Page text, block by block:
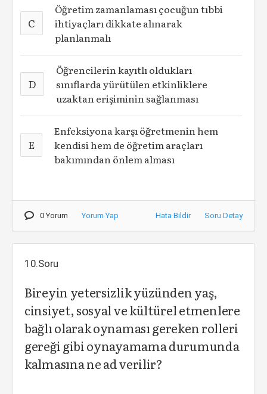
C
Öğretim zamanlaması çocuğun tıbbi
ihtiyaçları dikkate alınarak
planlanmalı
D
Öğrencilerin kayıtlı oldukları
sınıflarda yürütülen etkinliklere
uzaktan erişiminin sağlanması
E
Enfeksiyona karşı öğretmenin hem
kendisi hem de öğretim araçları
bakımından önlem alması
0 Yorum Yorum Yap Hata Bildir Soru Detay
10.Soru
Bireyin yetersizlik yüzünden yaş,
cinsiyet, sosyal ve kültürel etmenlere
bağlı olarak oynaması gereken rolleri
gereği gibi oynayamama durumunda
kalmasına ne ad verilir?